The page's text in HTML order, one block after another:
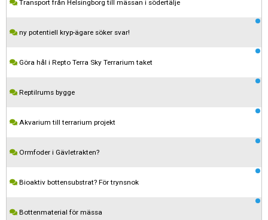
Transport från Helsingborg till mässan i södertälje
ny potentiell kryp-ägare söker svar!
Göra hål i Repto Terra Sky Terrarium taket
Reptilrums bygge
Akvarium till terrarium projekt
Ormfoder i Gävletrakten?
Bioaktiv bottensubstrat? För trynsnok
Bottenmaterial för mässa